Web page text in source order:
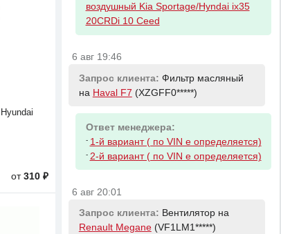
от 310 ₽
воздушный Kia Sportage/Hyndai ix35
20CRDi 10 Ceed
6 авг 19:46
Запрос клиента: Фильтр масляный
на Haval F7 (XZGFF0*****)
Ответ менеджера:
- 1-й вариант ( по VIN е определяется)
- 2-й вариант ( по VIN е определяется)
6 авг 20:01
Запрос клиента: Вентилятор на
Renault Megane(VF1LM1*****)